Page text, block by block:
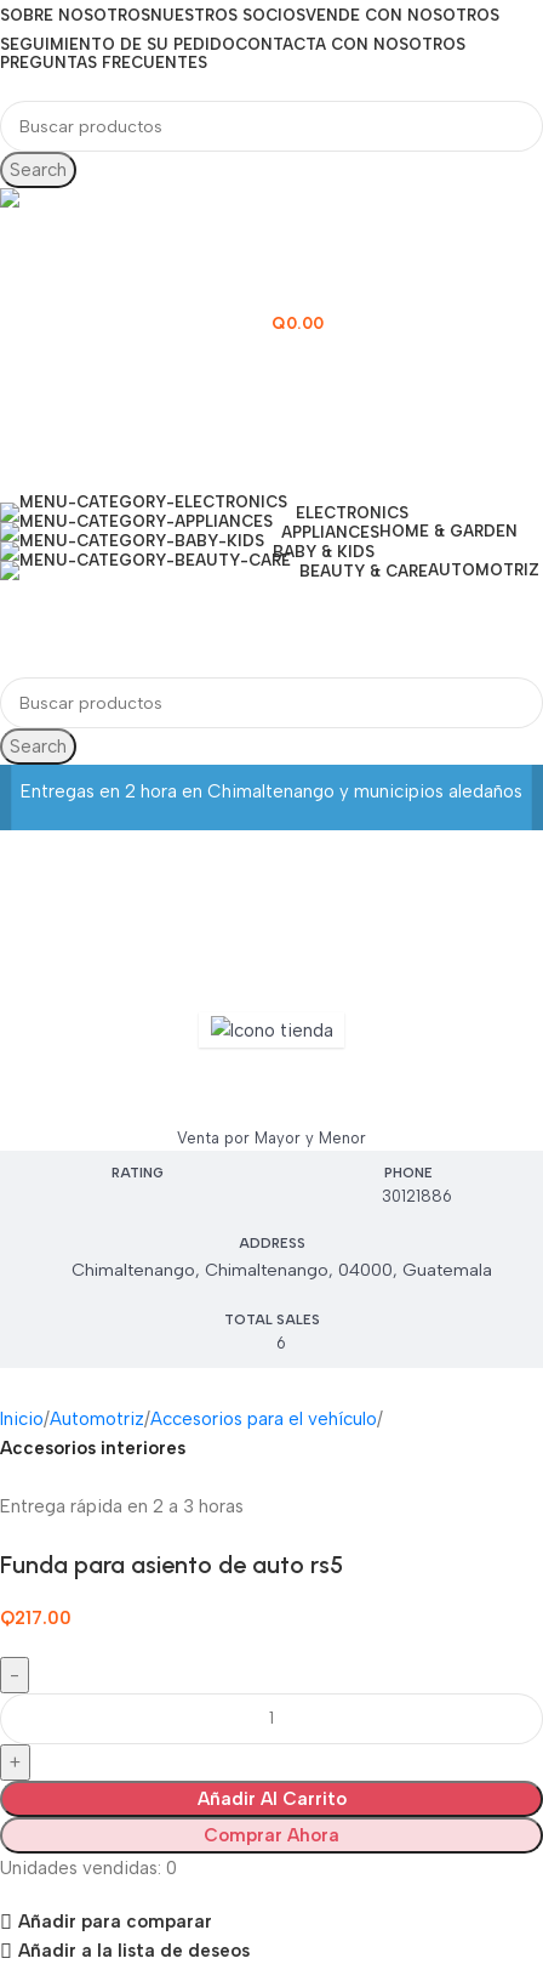
SOBRE NOSOTROSNUESTROS SOCIOSVENDE CON NOSOTROS
SEGUIMIENTO DE SU PEDIDOCONTACTA CON NOSOTROS
PREGUNTAS FRECUENTES
Search
Q0.00
ELECTRONICS
APPLIANCESHOME & GARDEN
BABY & KIDS
BEAUTY & CAREAUTOMOTRIZ
Search
Entregas en 2 hora en Chimaltenango y municipios aledaños
Venta por Mayor y Menor
RATING PHONE
30121886
ADDRESS
Chimaltenango, Chimaltenango, 04000, Guatemala
TOTAL SALES
6
Inicio Automotriz Accesorios para el vehículo
Accesorios interiores
Entrega rápida en 2 a 3 horas
Funda para asiento de auto rs5
Q217.00
Añadir Al Carrito
Comprar Ahora
Unidades vendidas: 0
Añadir para comparar
Añadir a la lista de deseos